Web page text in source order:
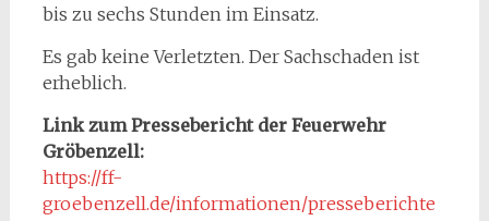
bis zu sechs Stunden im Einsatz.
Es gab keine Verletzten. Der Sachschaden ist
erheblich.
Link zum Pressebericht der Feuerwehr
Gröbenzell:
https://ff-
groebenzell.de/informationen/presseberichte